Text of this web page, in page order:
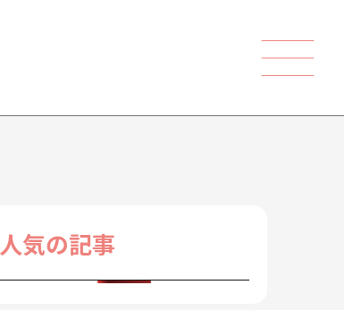
人気の記事